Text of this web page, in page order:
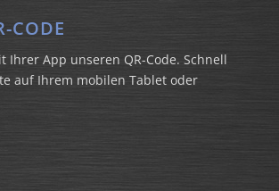
CODE
Ihrer App unseren QR-Code. Schnell
auf Ihrem mobilen Tablet oder